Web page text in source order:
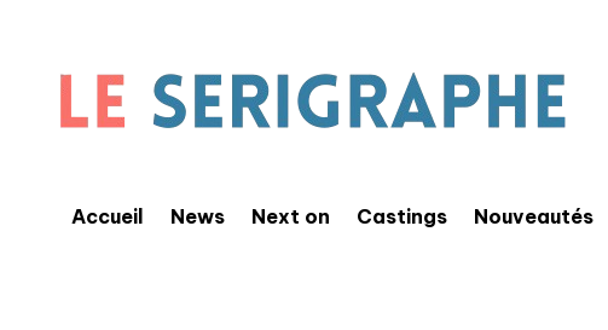
Accueil News Next on Castings Nouveautés